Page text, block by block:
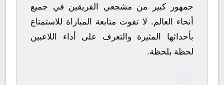
جمهور كبير من مشجعي الفريقين في جميع
أنحاء العالم. لا تفوت متابعة المباراة للاستمتاع
بأحداثها المثيرة والتعرف على أداء اللاعبين
لحظة بلحظة.